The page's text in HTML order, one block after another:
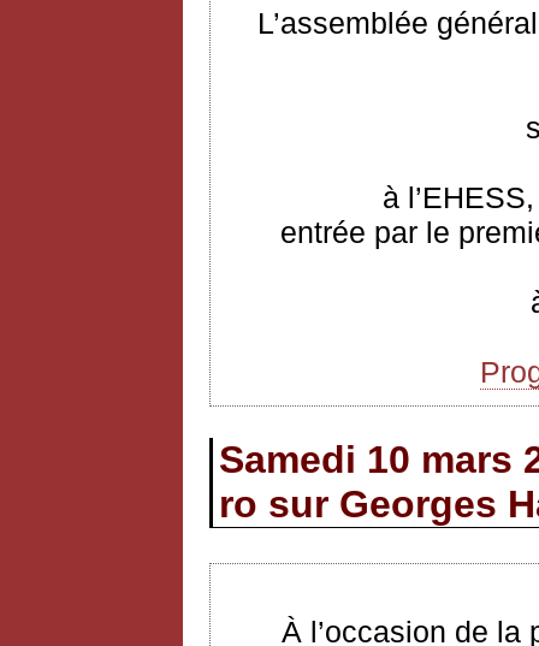
L’assemblée
à
entrée par le
Samedi 10 mars
ro sur Georges
À l’occasion de